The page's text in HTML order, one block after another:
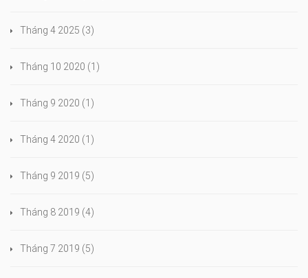
Tháng 4 2025 (3)
Tháng 10 2020 (1)
Tháng 9 2020 (1)
Tháng 4 2020 (1)
Tháng 9 2019 (5)
Tháng 8 2019 (4)
Tháng 7 2019 (5)